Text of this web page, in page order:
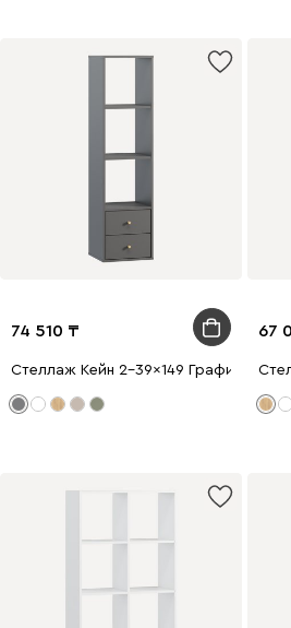
74 510
Стеллаж Кейн 2-39x149 Графитовый
67